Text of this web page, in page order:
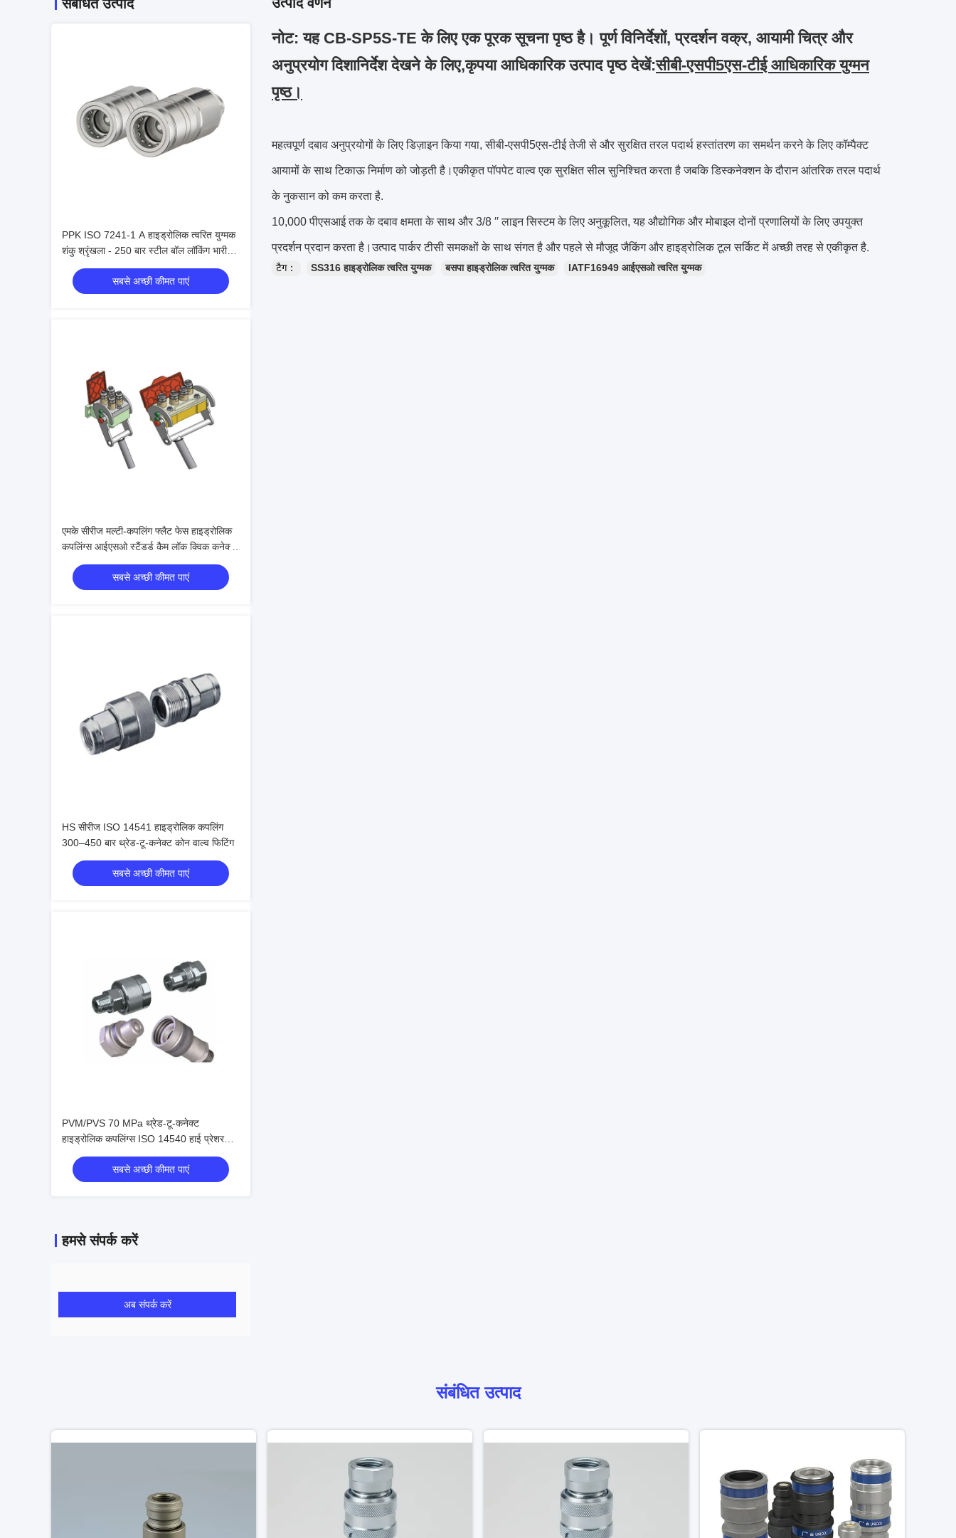
संबंधित उत्पाद
PPK ISO 7241-1 A हाइड्रोलिक त्वरित युग्मक
शंकु श्रृंखला - 250 बार स्टील बॉल लॉकिंग भारी
मशीनरी के लिए
सबसे अच्छी कीमत पाएं
एमके सीरीज मल्टी-कपलिंग फ्लैट फेस हाइड्रोलिक
कपलिंग्स आईएसओ स्टैंडर्ड कैम लॉक क्विक कनेक्ट
सिस्टम
सबसे अच्छी कीमत पाएं
HS सीरीज ISO 14541 हाइड्रोलिक कपलिंग
300–450 बार थ्रेड-टू-कनेक्ट कोन वाल्व फिटिंग
सबसे अच्छी कीमत पाएं
PVM/PVS 70 MPa थ्रेड-टू-कनेक्ट
हाइड्रोलिक कपलिंग्स ISO 14540 हाई प्रेशर
कोन वाल्व कनेक्टर्स
सबसे अच्छी कीमत पाएं
हमसे संपर्क करें
अब संपर्क करें
नोट: यह CB-SP5S-TE के लिए एक पूरक सूचना पृष्ठ है। पूर्ण विनिर्देशों, प्रदर्शन वक्र, आयामी चित्र और
अनुप्रयोग दिशानिर्देश देखने के लिए,कृपया आधिकारिक उत्पाद पृष्ठ देखें:सीबी-एसपी5एस-टीई आधिकारिक युग्मन
पृष्ठ।
महत्वपूर्ण दबाव अनुप्रयोगों के लिए डिज़ाइन किया गया, सीबी-एसपी5एस-टीई तेजी से और सुरक्षित तरल पदार्थ हस्तांतरण का समर्थन करने के लिए कॉम्पैक्ट
आयामों के साथ टिकाऊ निर्माण को जोड़ती है।एकीकृत पॉपपेट वाल्व एक सुरक्षित सील सुनिश्चित करता है जबकि डिस्कनेक्शन के दौरान आंतरिक तरल पदार्थ
के नुकसान को कम करता है.
10,000 पीएसआई तक के दबाव क्षमता के साथ और 3/8 ′′ लाइन सिस्टम के लिए अनुकूलित, यह औद्योगिक और मोबाइल दोनों प्रणालियों के लिए उपयुक्त
प्रदर्शन प्रदान करता है।उत्पाद पार्कर टीसी समकक्षों के साथ संगत है और पहले से मौजूद जैकिंग और हाइड्रोलिक टूल सर्किट में अच्छी तरह से एकीकृत है.
टैग： SS316 हाइड्रोलिक त्वरित युग्मक बसपा हाइड्रोलिक त्वरित युग्मक IATF16949 आईएसओ त्वरित युग्मक
संबंधित उत्पाद